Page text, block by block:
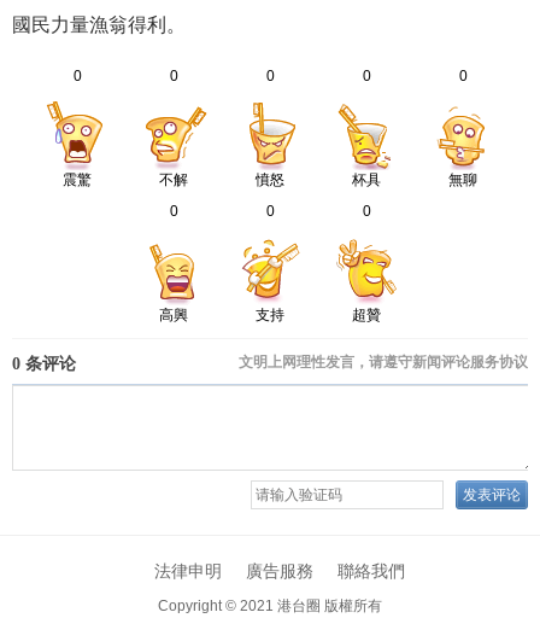
國民力量漁翁得利。
0
震驚
0
不解
0
憤怒
0
杯具
0
無聊
0
高興
0
支持
0
超贊
法律申明 廣告服務 聯絡我們
Copyright © 2021 港台圈 版權所有